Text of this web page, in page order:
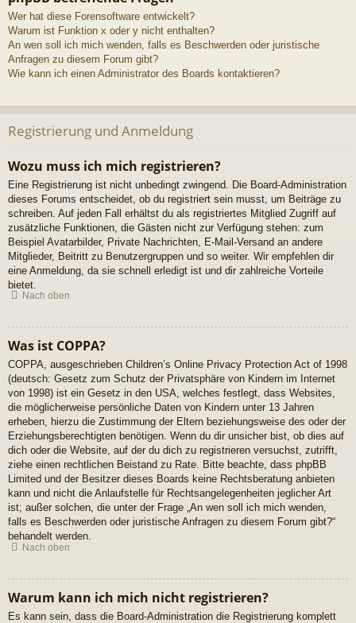
Wer hat diese Forensoftware entwickelt?
Warum ist Funktion x oder y nicht enthalten?
An wen soll ich mich wenden, falls es Beschwerden oder juristische
Anfragen zu diesem Forum gibt?
Wie kann ich einen Administrator des Boards kontaktieren?
Registrierung und Anmeldung
Wozu muss ich mich registrieren?
Eine Registrierung ist nicht unbedingt zwingend. Die Board-Administration
dieses Forums entscheidet, ob du registriert sein musst, um Beiträge zu
schreiben. Auf jeden Fall erhältst du als registriertes Mitglied Zugriff auf
zusätzliche Funktionen, die Gästen nicht zur Verfügung stehen: zum
Beispiel Avatarbilder, Private Nachrichten, E-Mail-Versand an andere
Mitglieder, Beitritt zu Benutzergruppen und so weiter. Wir empfehlen dir
eine Anmeldung, da sie schnell erledigt ist und dir zahlreiche Vorteile
bietet.
Nach oben
Was ist COPPA?
COPPA, ausgeschrieben Children’s Online Privacy Protection Act of 1998
(deutsch: Gesetz zum Schutz der Privatsphäre von Kindern im Internet
von 1998) ist ein Gesetz in den USA, welches festlegt, dass Websites,
die möglicherweise persönliche Daten von Kindern unter 13 Jahren
erheben, hierzu die Zustimmung der Eltern beziehungsweise des oder der
Erziehungsberechtigten benötigen. Wenn du dir unsicher bist, ob dies auf
dich oder die Website, auf der du dich zu registrieren versuchst, zutrifft,
ziehe einen rechtlichen Beistand zu Rate. Bitte beachte, dass phpBB
Limited und der Besitzer dieses Boards keine Rechtsberatung anbieten
kann und nicht die Anlaufstelle für Rechtsangelegenheiten jeglicher Art
ist; außer solchen, die unter der Frage „An wen soll ich mich wenden,
falls es Beschwerden oder juristische Anfragen zu diesem Forum gibt?“
behandelt werden.
Nach oben
Warum kann ich mich nicht registrieren?
Es kann sein, dass die Board-Administration die Registrierung komplett